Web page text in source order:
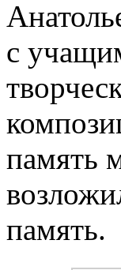
с
память
память.